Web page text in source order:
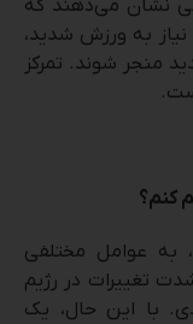
نشان می‌دهند که
به ورزش شدید،
منجر شوند. تمرکز
کنم؟
عوامل مختلفی
تغییرات در رژیم
با این حال، یک